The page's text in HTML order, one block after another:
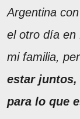
Argentina
el otro día en
mi familia,
estar juntos,
para lo que